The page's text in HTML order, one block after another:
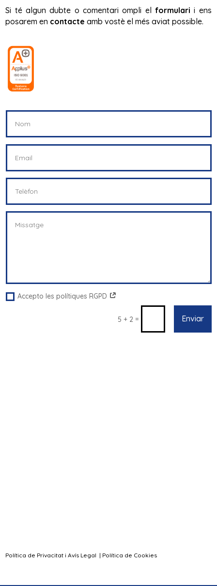
Si té algun dubte o comentari ompli elformulari i ens
posarem en contacte amb vostè el més aviat possible.
Accepto les polítiques RGPD
5 + 2 = Enviar
Política de Privacitat i Avís Legal | Política de Cookies